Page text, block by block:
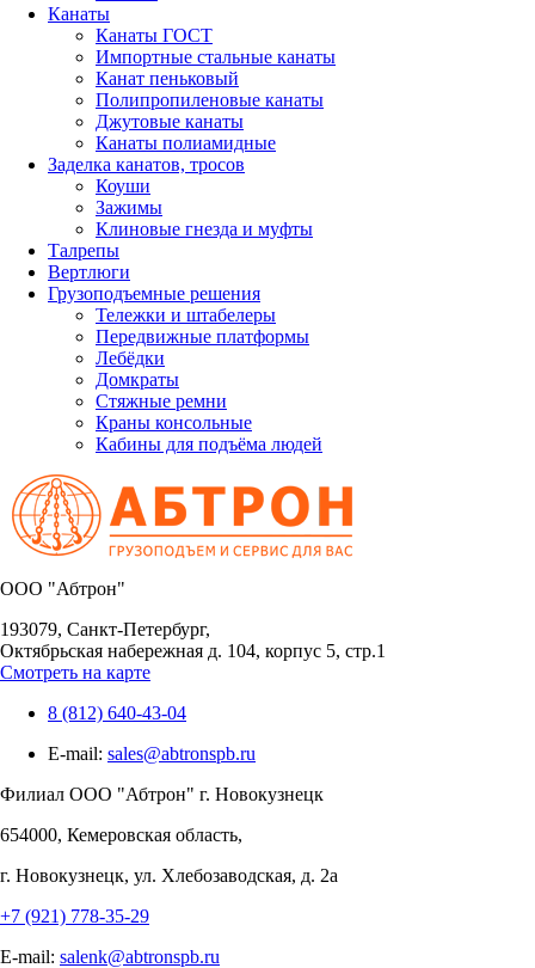
Канаты
Канаты ГОСТ
Импортные стальные канаты
Канат пеньковый
Полипропиленовые канаты
Джутовые канаты
Канаты полиамидные
Заделка канатов, тросов
Коуши
Зажимы
Клиновые гнезда и муфты
Талрепы
Вертлюги
Грузоподъемные решения
Тележки и штабелеры
Передвижные платформы
Лебёдки
Домкраты
Стяжные ремни
Краны консольные
Кабины для подъёма людей
OOO "Абтрон"
193079, Санкт-Петербург,
Октябрьская набережная д. 104, корпус 5, стр.1
Смотреть на карте
8 (812) 640-43-04
E-mail: sales@abtronspb.ru
Филиал OOO "Абтрон" г. Новокузнецк
654000, Кемеровская область,
г. Новокузнецк, ул. Хлебозаводская, д. 2а
+7 (921) 778-35-29
E-mail: salenk@abtronspb.ru